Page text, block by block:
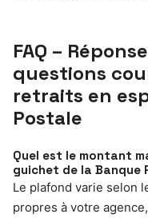
FAQ –
questions
retraits en
Postale
Quel est le montant
guichet de la Banque
Le plafond varie selon
propres à votre